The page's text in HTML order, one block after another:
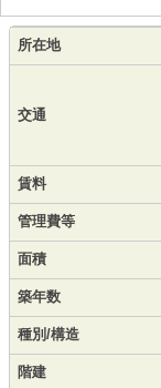
所在地
交通
賃料
管理費等
面積
築年数
種別/構造
階建